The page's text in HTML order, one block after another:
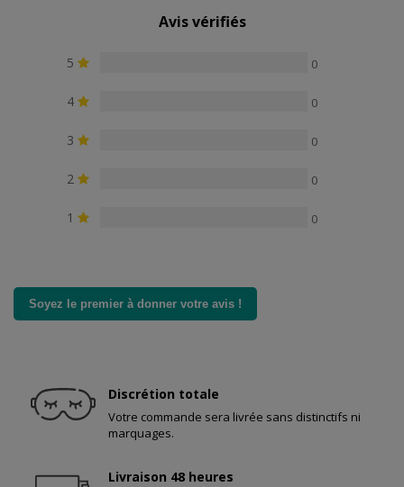
Avis vérifiés
5 0
4 0
3 0
2 0
1 0
Soyez le premier à donner votre avis !
Discrétion totale
Votre commande sera livrée sans distinctifs ni
marquages.
Livraison 48 heures